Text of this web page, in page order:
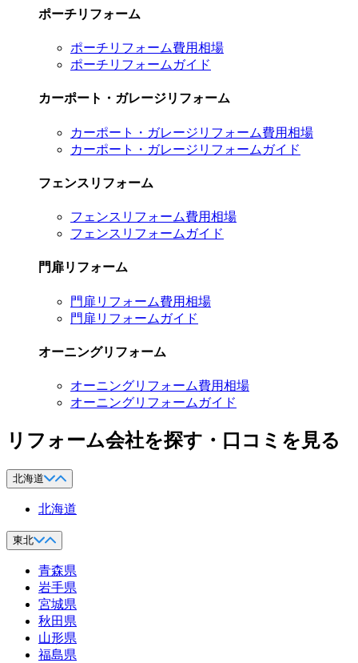
ポーチリフォーム
ポーチリフォーム費用相場
ポーチリフォームガイド
カーポート・ガレージリフォーム
カーポート・ガレージリフォーム費用相場
カーポート・ガレージリフォームガイド
フェンスリフォーム
フェンスリフォーム費用相場
フェンスリフォームガイド
門扉リフォーム
門扉リフォーム費用相場
門扉リフォームガイド
オーニングリフォーム
オーニングリフォーム費用相場
オーニングリフォームガイド
リフォーム会社を探す・口コミを見る
北海道
北海道
東北
青森県
岩手県
宮城県
秋田県
山形県
福島県